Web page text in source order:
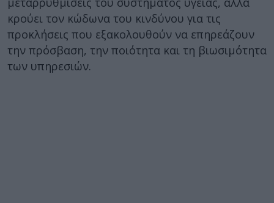
κρούει τον κώδωνα του κινδύνου για τις
προκλήσεις που εξακολουθούν να επηρεάζουν
την πρόσβαση, την ποιότητα και τη βιωσιμότητα
των υπηρεσιών.